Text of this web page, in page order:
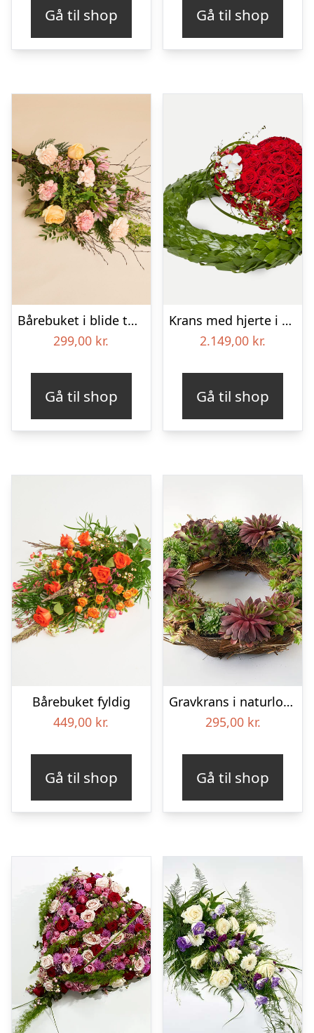
Gå til shop Gå til shop
Bårebuket i blide toner
299,00 kr.
Gå til shop
Krans med hjerte i klassisk stil – rød og hvid
2.149,00 kr.
Gå til shop
Bårebuket fyldig
449,00 kr.
Gå til shop
Gravkrans i naturlook – Blomster til begravelse
295,00 kr.
Gå til shop